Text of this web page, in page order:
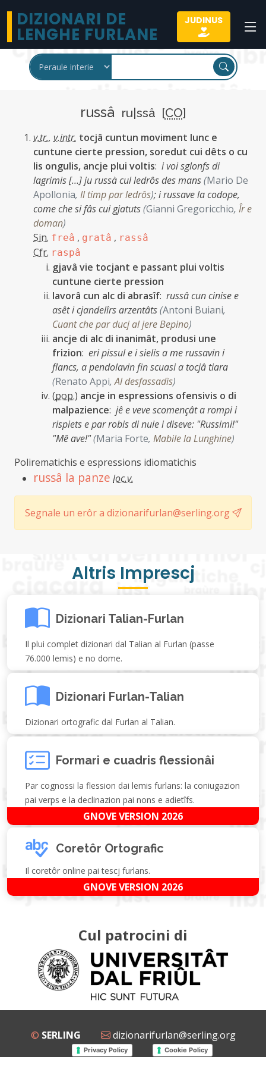
DIZIONARI DE
LENGHE FURLANE
JUDINUS
russâ ru|ssâ [CO]
v.tr., v.intr. tocjâ cuntun moviment lunc e
cuntune cierte pression, soredut cui dêts o cu
lis ongulis, ancje plui voltis: i voi sglonfs di
lagrimis […] ju russà cul ledrôs des mans(Mario De
Apollonia, Il timp par ledrôs);i russave la codope,
come che si fâs cui gjatuts(Gianni Gregoricchio, Îr e
doman)
Sin. freâ , gratâ , rassâ
Cfr. raspâ
gjavâ vie tocjant e passant plui voltis
cuntune cierte pression
lavorâ cun alc di abrasîf: russâ cun cinise e
asêt i cjandelîrs arzentâts(Antoni Buiani,
Cuant che par ducj al jere Bepino)
ancje di alc di inanimât, produsi une
frizion: eri pissul e i sielis a me russavin i
flancs, a pendolavin fin scuasi a tocjâ tiara
(Renato Appi,Al desfassadìs)
(pop.) ancje in espressions ofensivis o di
malpazience: jê e veve scomençât a rompi i
rispiets e par robis di nuie i diseve: "Russimi!"
"Mê ave!"(Maria Forte, Mabile la Lunghine)
Polirematichis e espressions idiomatichis
russâ la panze loc.v.
Segnale un erôr a dizionarifurlan@serling.org
Altris Imprescj
Dizionari Talian-Furlan
Il plui complet dizionari dal Talian al Furlan (passe
76.000 lemis) e no dome.
Dizionari Furlan-Talian
Dizionari ortografic dal Furlan al Talian.
Formari e cuadris flessionâi
Par cognossi la flession dai lemis furlans: la coniugazion
pai verps e la declinazion pai nons e adietîfs.
GNOVE VERSION 2026
Coretôr Ortografic
Il coretôr online pai tescj furlans.
GNOVE VERSION 2026
Cul patrocini di
© SERLING dizionarifurlan@serling.org
Privacy Policy Cookie Policy